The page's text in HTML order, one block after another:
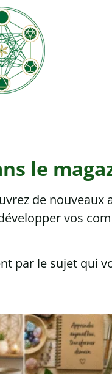
le
de
vos
par le sujet qui